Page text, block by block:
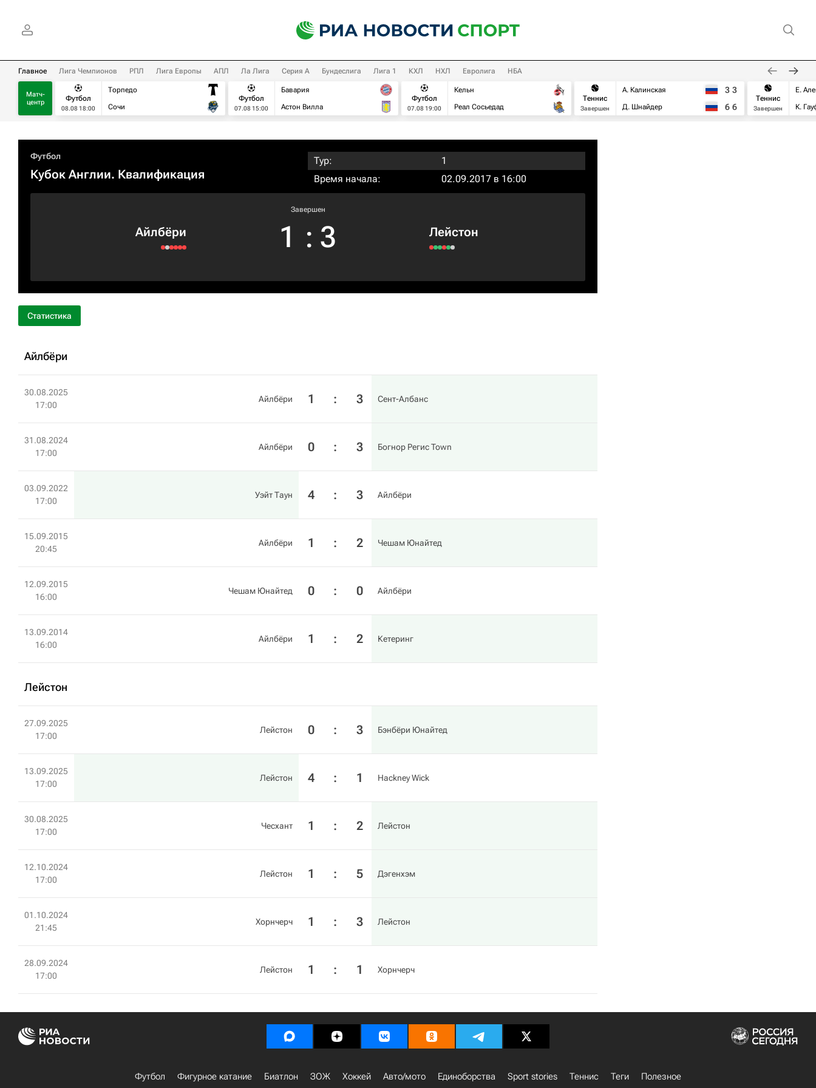
Главное Лига Чемпионов РПЛ Лига Европы АПЛ Ла Лига Серия А Бундеслига Лига 1 КХЛ НХЛ Евролига НБА
Матч-
центр
Футбол
08.08 18:00
Торпедо
Сочи
Футбол
07.08 15:00
Бавария
Астон Вилла
Футбол
07.08 19:00
Кельн
Реал Сосьедад
Теннис
Завершен
А. Калинская
Д. Шнайдер
3 3
6 6
Теннис
Завершен
Е.
К.
Футбол
Кубок Англии. Квалификация
Тур:
1
Время начала:
02.09.2017 в 16:00
Айлбёри
Завершен
1 : 3 Лейстон
Статистика
Айлбёри
30.08.2025
17:00
Айлбёри 1 : 3 Сент-Албанс
31.08.2024
17:00
Айлбёри 0 : 3 Богнор Регис Town
03.09.2022
17:00
Уэйт Таун 4 : 3 Айлбёри
15.09.2015
20:45
Айлбёри 1 : 2 Чешам Юнайтед
12.09.2015
16:00
Чешам Юнайтед 0 : 0 Айлбёри
13.09.2014
16:00
Айлбёри 1 : 2 Кетеринг
Лейстон
27.09.2025
17:00
Лейстон 0 : 3 Бэнбёри Юнайтед
13.09.2025
17:00
Лейстон 4 : 1 Hackney Wick
30.08.2025
17:00
Чесхант 1 : 2 Лейстон
12.10.2024
17:00
Лейстон 1 : 5 Дэгенхэм
01.10.2024
21:45
Хорнчерч 1 : 3 Лейстон
28.09.2024
17:00
Лейстон 1 : 1 Хорнчерч
Футбол Фигурное катание Биатлон ЗОЖ Хоккей Авто/мото Единоборства Sport stories Теннис Теги Полезное